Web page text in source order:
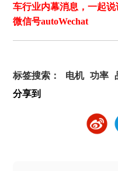
车行业内幕消息，一起
微信号autoWechat
标签搜索： 电机 功率
分享到